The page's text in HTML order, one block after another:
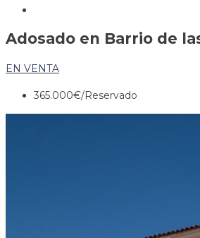
Adosado en Barrio de
EN VENTA
365.000€/Reservado